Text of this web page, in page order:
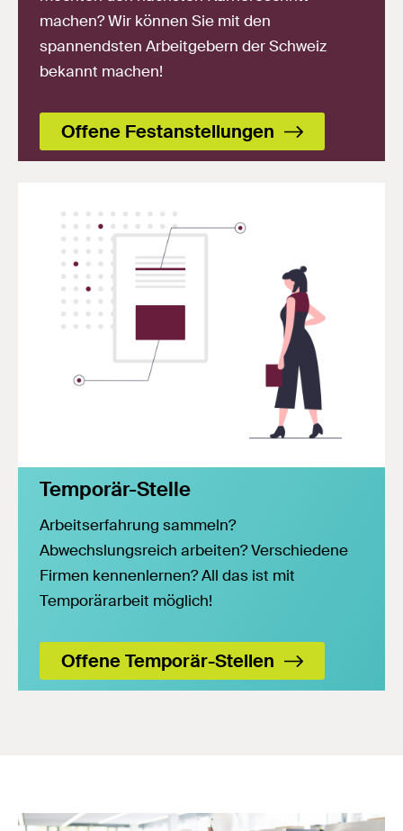
machen? Wir können Sie mit den
spannendsten Arbeitgebern der Schweiz
bekannt machen!
Offene Festanstellungen
Temporär-Stelle
Arbeitserfahrung sammeln?
Abwechslungsreich arbeiten? Verschiedene
Firmen kennenlernen? All das ist mit
Temporärarbeit möglich!
Offene Temporär-Stellen